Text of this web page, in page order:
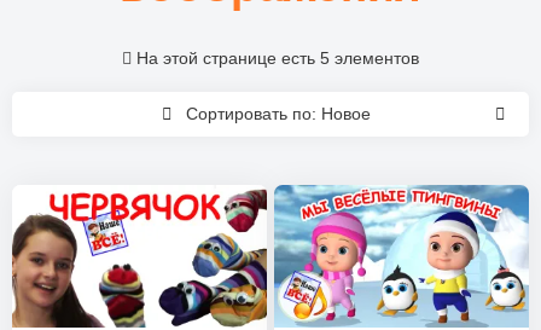
Сортировать по: Новое
На этой странице есть 5 элементов